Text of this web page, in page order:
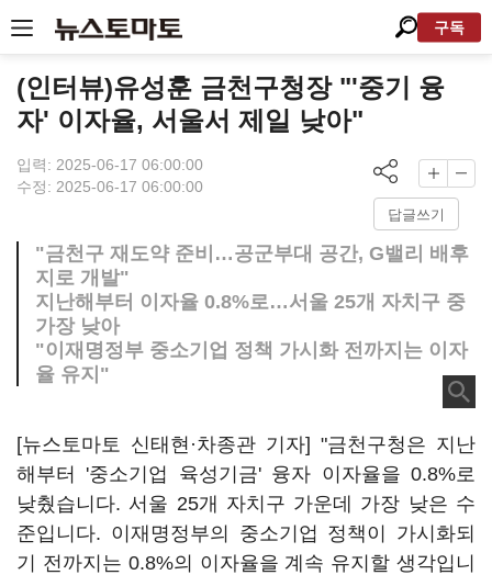
구독
(인터뷰)유성훈 금천구청장 "'중기 융
자' 이자율, 서울서 제일 낮아"
입력: 2025-06-17 06:00:00
수정: 2025-06-17 06:00:00
답글쓰기
"금천구 재도약 준비…공군부대 공간, G밸리 배후
지로 개발"
지난해부터 이자율 0.8%로…서울 25개 자치구 중
가장 낮아
"이재명정부 중소기업 정책 가시화 전까지는 이자
율 유지"
[뉴스토마토 신태현·차종관 기자] "금천구청은 지난
해부터 '중소기업 육성기금' 융자 이자율을 0.8%로
낮췄습니다. 서울 25개 자치구 가운데 가장 낮은 수
준입니다. 이재명정부의 중소기업 정책이 가시화되
기 전까지는 0.8%의 이자율을 계속 유지할 생각입니